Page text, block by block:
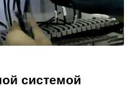
системой